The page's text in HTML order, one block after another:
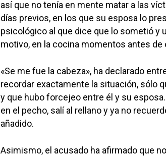
así que no tenía en mente matar a las
días previos, en los que su esposa lo
psicológico al que dice que lo sometió y
motivo, en la cocina momentos antes
«Se me fue la cabeza», ha declarado
recordar exactamente la situación, sólo
y que hubo forcejeo entre él y su
en el pecho, salí al rellano y ya no
añadido.
Asimismo, el acusado ha afirmado que